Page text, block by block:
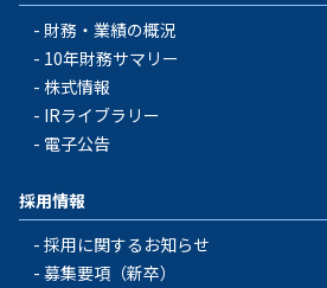
財務・業績の概況
10年財務サマリー
株式情報
IRライブラリー
電子公告
採用情報
採用に関するお知らせ
募集要項（新卒）